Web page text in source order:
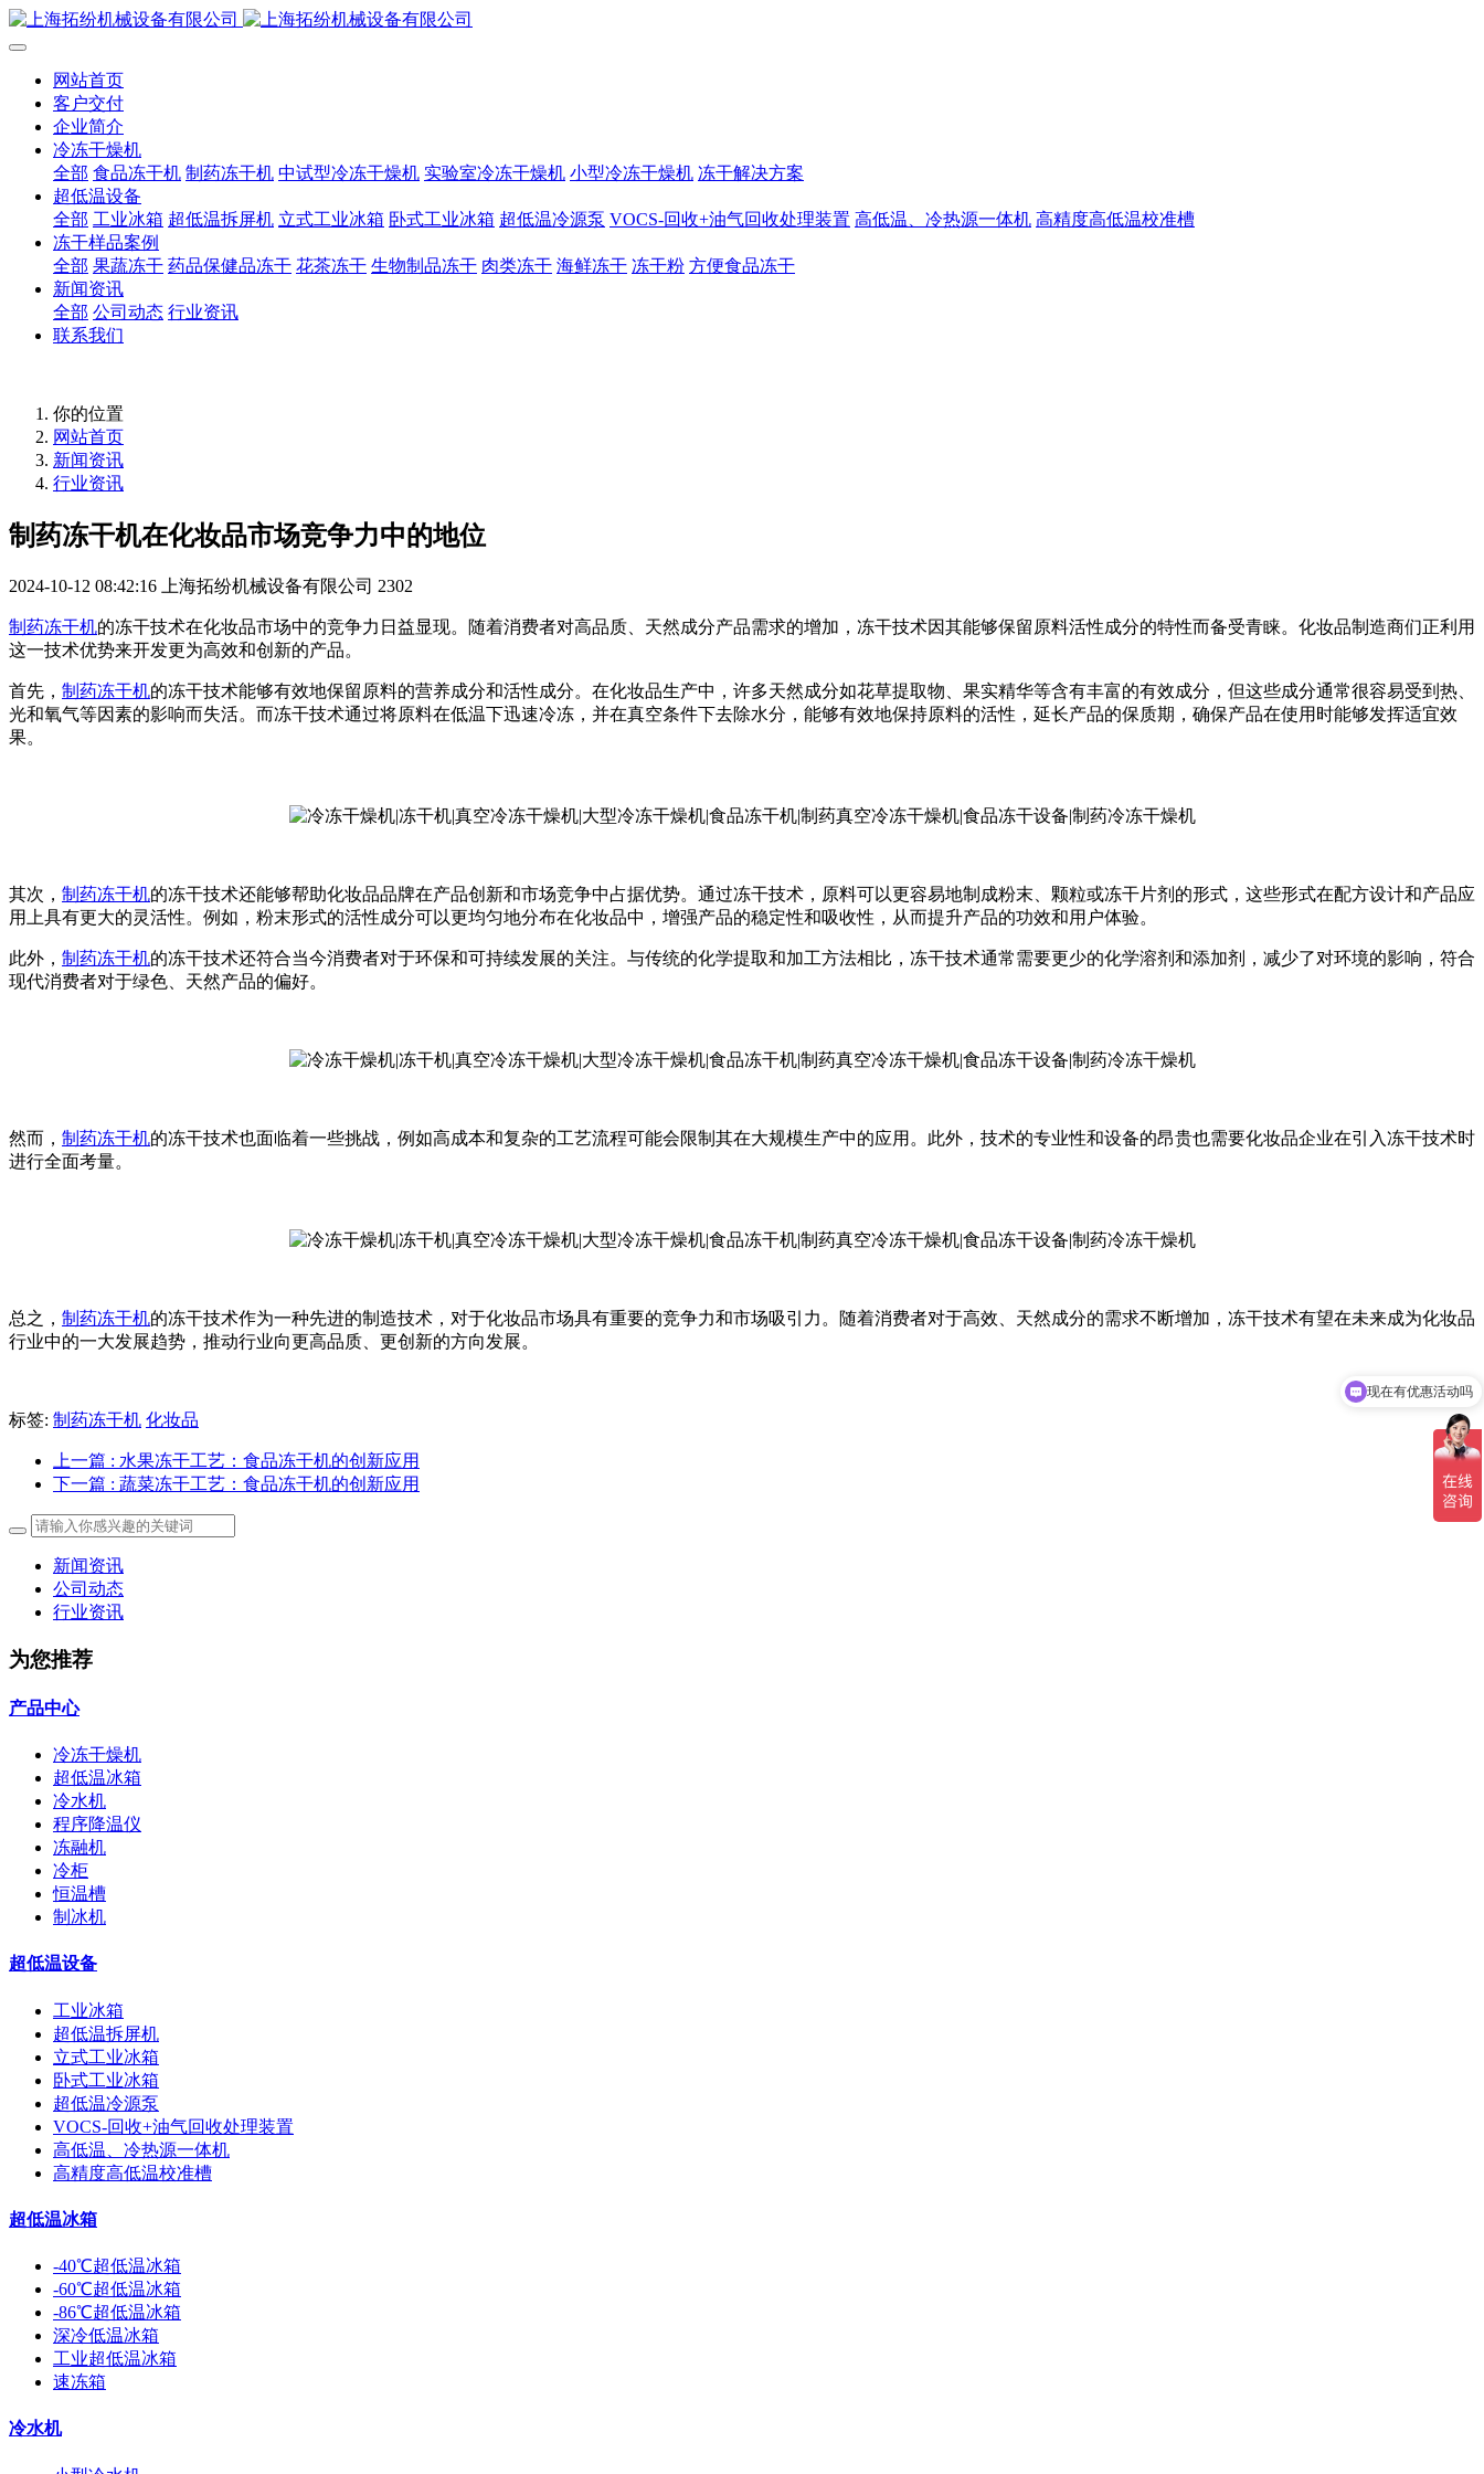
网站首页
客户交付
企业简介
冷冻干燥机
全部 食品冻干机 制药冻干机 中试型冷冻干燥机 实验室冷冻干燥机 小型冷冻干燥机 冻干解决方案
超低温设备
全部 工业冰箱 超低温拆屏机 立式工业冰箱 卧式工业冰箱 超低温冷源泵 VOCS-回收+油气回收处理装置 高低温、冷热源一体机 高精度高低温校准槽
冻干样品案例
全部 果蔬冻干 药品保健品冻干 花茶冻干 生物制品冻干 肉类冻干 海鲜冻干 冻干粉 方便食品冻干
新闻资讯
全部 公司动态 行业资讯
联系我们
你的位置
网站首页
新闻资讯
行业资讯
制药冻干机在化妆品市场竞争力中的地位
2024-10-12 08:42:16 上海拓纷机械设备有限公司 2302
制药冻干机的冻干技术在化妆品市场中的竞争力日益显现。随着消费者对高品质、天然成分产品需求的增加，冻干技术因其能够保留原料活性成分的特性而备受青睐。化妆品制造商们正利用
这一技术优势来开发更为高效和创新的产品。
首先， 制药冻干机的冻干技术能够有效地保留原料的营养成分和活性成分。在化妆品生产中，许多天然成分如花草提取物、果实精华等含有丰富的有效成分，但这些成分通常很容易受到热、
光和氧气等因素的影响而失活。而冻干技术通过将原料在低温下迅速冷冻，并在真空条件下去除水分，能够有效地保持原料的活性，延长产品的保质期，确保产品在使用时能够发挥适宜效
果。
其次， 制药冻干机的冻干技术还能够帮助化妆品品牌在产品创新和市场竞争中占据优势。通过冻干技术，原料可以更容易地制成粉末、颗粒或冻干片剂的形式，这些形式在配方设计和产品应
用上具有更大的灵活性。例如，粉末形式的活性成分可以更均匀地分布在化妆品中，增强产品的稳定性和吸收性，从而提升产品的功效和用户体验。
此外， 制药冻干机的冻干技术还符合当今消费者对于环保和可持续发展的关注。与传统的化学提取和加工方法相比，冻干技术通常需要更少的化学溶剂和添加剂，减少了对环境的影响，符合
现代消费者对于绿色、天然产品的偏好。
然而， 制药冻干机的冻干技术也面临着一些挑战，例如高成本和复杂的工艺流程可能会限制其在大规模生产中的应用。此外，技术的专业性和设备的昂贵也需要化妆品企业在引入冻干技术时
进行全面考量。
总之， 制药冻干机的冻干技术作为一种先进的制造技术，对于化妆品市场具有重要的竞争力和市场吸引力。随着消费者对于高效、天然成分的需求不断增加，冻干技术有望在未来成为化妆品
行业中的一大发展趋势，推动行业向更高品质、更创新的方向发展。
标签: 制药冻干机 化妆品
上一篇 : 水果冻干工艺：食品冻干机的创新应用
下一篇 : 蔬菜冻干工艺：食品冻干机的创新应用
新闻资讯
公司动态
行业资讯
为您推荐
产品中心
冷冻干燥机
超低温冰箱
冷水机
程序降温仪
冻融机
冷柜
恒温槽
制冰机
超低温设备
工业冰箱
超低温拆屏机
立式工业冰箱
卧式工业冰箱
超低温冷源泵
VOCS-回收+油气回收处理装置
高低温、冷热源一体机
高精度高低温校准槽
超低温冰箱
-40℃超低温冰箱
-60℃超低温冰箱
-86℃超低温冰箱
深冷低温冰箱
工业超低温冰箱
速冻箱
冷水机
现在有优惠活动吗